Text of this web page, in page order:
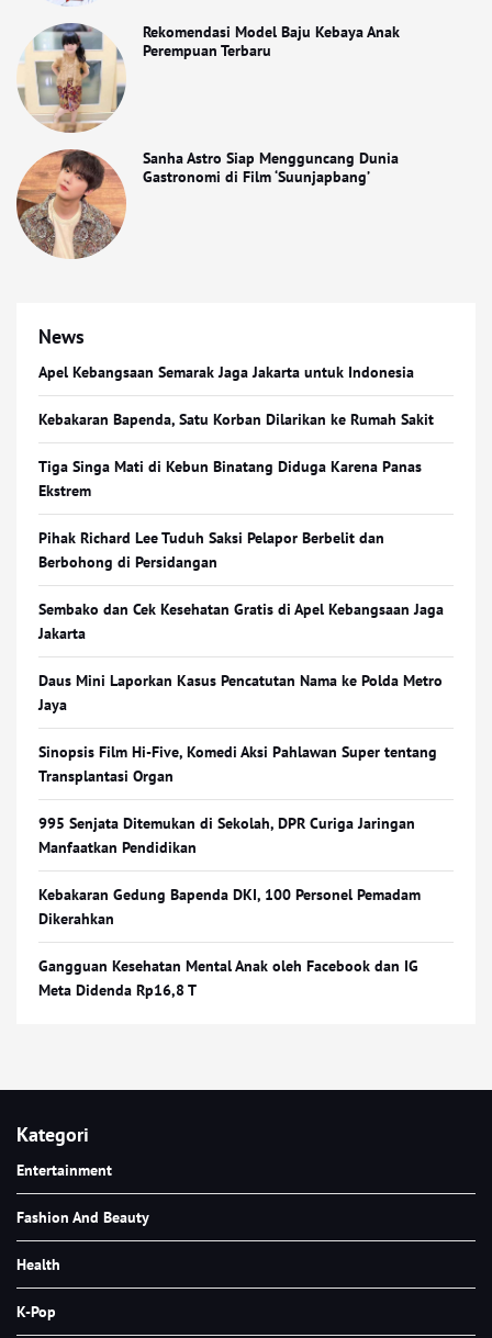
Rekomendasi Model Baju Kebaya Anak
Perempuan Terbaru
Sanha Astro Siap Mengguncang Dunia
Gastronomi di Film ‘Suunjapbang’
News
Apel Kebangsaan Semarak Jaga Jakarta untuk Indonesia
Kebakaran Bapenda, Satu Korban Dilarikan ke Rumah Sakit
Tiga Singa Mati di Kebun Binatang Diduga Karena Panas
Ekstrem
Pihak Richard Lee Tuduh Saksi Pelapor Berbelit dan
Berbohong di Persidangan
Sembako dan Cek Kesehatan Gratis di Apel Kebangsaan Jaga
Jakarta
Daus Mini Laporkan Kasus Pencatutan Nama ke Polda Metro
Jaya
Sinopsis Film Hi-Five, Komedi Aksi Pahlawan Super tentang
Transplantasi Organ
995 Senjata Ditemukan di Sekolah, DPR Curiga Jaringan
Manfaatkan Pendidikan
Kebakaran Gedung Bapenda DKI, 100 Personel Pemadam
Dikerahkan
Gangguan Kesehatan Mental Anak oleh Facebook dan IG
Meta Didenda Rp16,8 T
Kategori
Entertainment
Fashion And Beauty
Health
K-Pop